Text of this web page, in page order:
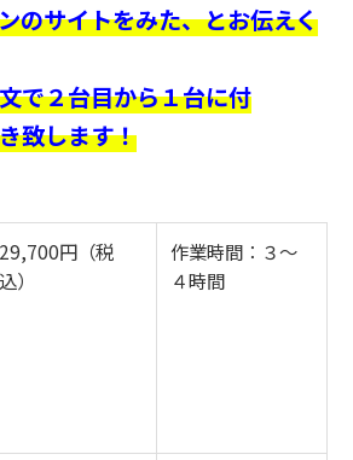
のサイトをみた、とお伝えく
で２台目から１台に付
致します！
29,700円（税
込）
作業時間：３～
４時間